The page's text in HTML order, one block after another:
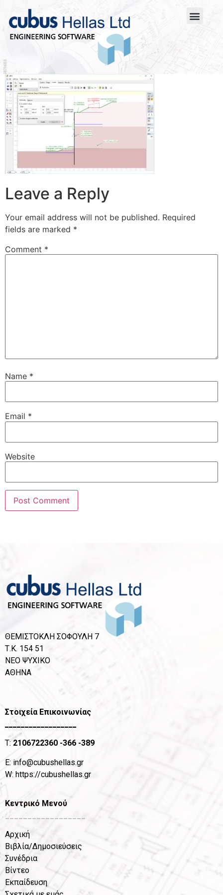
Leave a Reply
Your email address will not be published. Required
fields are marked *
Comment *
Name *
Email *
Website
ΘΕΜΙΣΤΟΚΛΗ ΣΟΦΟΥΛΗ 7
Τ.Κ. 154 51
ΝΕΟ ΨΥΧΙΚΟ
ΑΘΗΝΑ
Στοιχεία Επικοινωνίας
__________________
T:2106722360 -366 -389
Ε: info@cubushellas.gr
W: https://cubushellas.gr
Κεντρικό Μενού
Αρχική
Βιβλία/Δημοσιεύσεις
Συνέδρια
Βίντεο
Εκπαίδευση